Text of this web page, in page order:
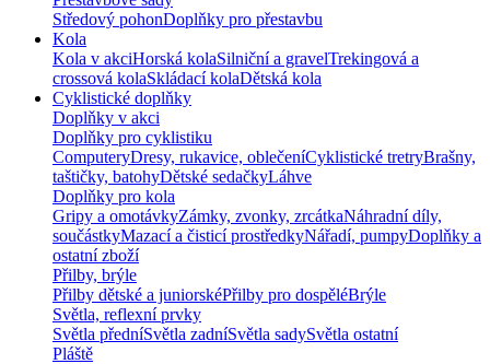
Středový pohonDoplňky pro přestavbu
Kola
Kola v akciHorská kolaSilniční a gravelTrekingová a
crossová kolaSkládací kolaDětská kola
Cyklistické doplňky
Doplňky v akci
Doplňky pro cyklistiku
ComputeryDresy, rukavice, oblečeníCyklistické tretryBrašny,
taštičky, batohyDětské sedačkyLáhve
Doplňky pro kola
Gripy a omotávkyZámky, zvonky, zrcátkaNáhradní díly,
součástkyMazací a čisticí prostředkyNářadí, pumpyDoplňky a
ostatní zboží
Přilby, brýle
Přilby dětské a juniorskéPřilby pro dospěléBrýle
Světla, reflexní prvky
Světla předníSvětla zadníSvětla sadySvětla ostatní
Pláště